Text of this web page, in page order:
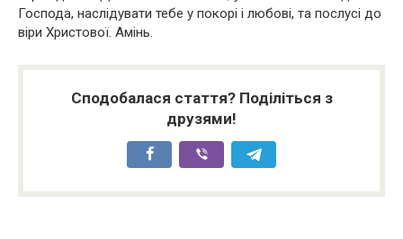
Господа, наслідувати тебе у покорі і любові, та послусі до
віри Христової. Амінь.
Сподобалася стаття? Поділіться з
друзями!